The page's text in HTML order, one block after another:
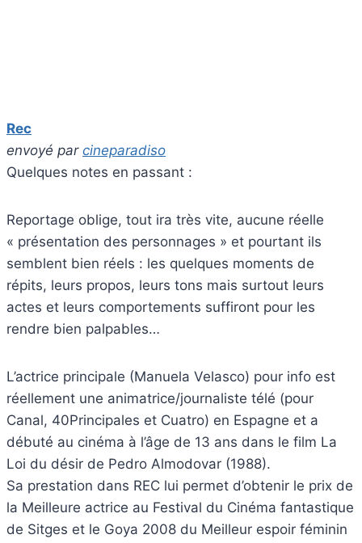
Rec
envoyé par cineparadiso
Quelques notes en passant :
Reportage oblige, tout ira très vite, aucune réelle
« présentation des personnages » et pourtant ils
semblent bien réels : les quelques moments de
répits, leurs propos, leurs tons mais surtout leurs
actes et leurs comportements suffiront pour les
rendre bien palpables…
L’actrice principale (Manuela Velasco) pour info est
réellement une animatrice/journaliste télé (pour
Canal, 40Principales et Cuatro) en Espagne et a
débuté au cinéma à l’âge de 13 ans dans le film La
Loi du désir de Pedro Almodovar (1988).
Sa prestation dans REC lui permet d’obtenir le prix de
la Meilleure actrice au Festival du Cinéma fantastique
de Sitges et le Goya 2008 du Meilleur espoir féminin